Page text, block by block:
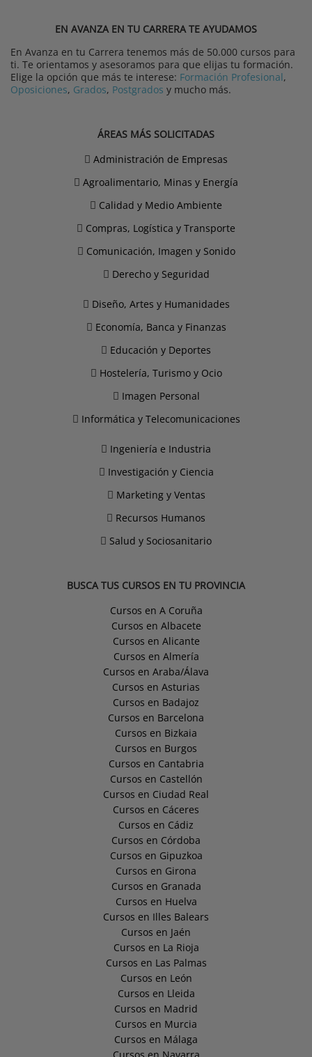
EN AVANZA EN TU CARRERA TE AYUDAMOS
En Avanza en tu Carrera tenemos más de 50.000 cursos para
ti. Te orientamos y asesoramos para que elijas tu formación.
Elige la opción que más te interese: Formación Profesional,
Oposiciones, Grados, Postgrados y mucho más.
ÁREAS MÁS SOLICITADAS
Administración de Empresas
Agroalimentario, Minas y Energía
Calidad y Medio Ambiente
Compras, Logística y Transporte
Comunicación, Imagen y Sonido
Derecho y Seguridad
Diseño, Artes y Humanidades
Economía, Banca y Finanzas
Educación y Deportes
Hostelería, Turismo y Ocio
Imagen Personal
Informática y Telecomunicaciones
Ingeniería e Industria
Investigación y Ciencia
Marketing y Ventas
Recursos Humanos
Salud y Sociosanitario
BUSCA TUS CURSOS EN TU PROVINCIA
Cursos en A Coruña
Cursos en Albacete
Cursos en Alicante
Cursos en Almería
Cursos en Araba/Álava
Cursos en Asturias
Cursos en Badajoz
Cursos en Barcelona
Cursos en Bizkaia
Cursos en Burgos
Cursos en Cantabria
Cursos en Castellón
Cursos en Ciudad Real
Cursos en Cáceres
Cursos en Cádiz
Cursos en Córdoba
Cursos en Gipuzkoa
Cursos en Girona
Cursos en Granada
Cursos en Huelva
Cursos en Illes Balears
Cursos en Jaén
Cursos en La Rioja
Cursos en Las Palmas
Cursos en León
Cursos en Lleida
Cursos en Madrid
Cursos en Murcia
Cursos en Málaga
Cursos en Navarra